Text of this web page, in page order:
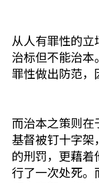
从人有罪性的
治标但不能治
罪性做出防范，
而治本之策则
基督被钉十字
的刑罚，更藉
行了一次处死。